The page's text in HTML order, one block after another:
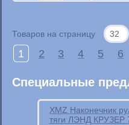
Товаров на страницу
1 2 3 4 5 6
Специальные
XMZ Наконечник
тяги ЛЭНД КРУЗЕР